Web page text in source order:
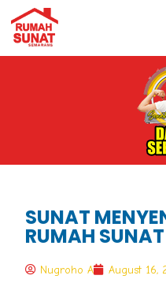
SUNAT
RUMAH
Nugroho A August 16,